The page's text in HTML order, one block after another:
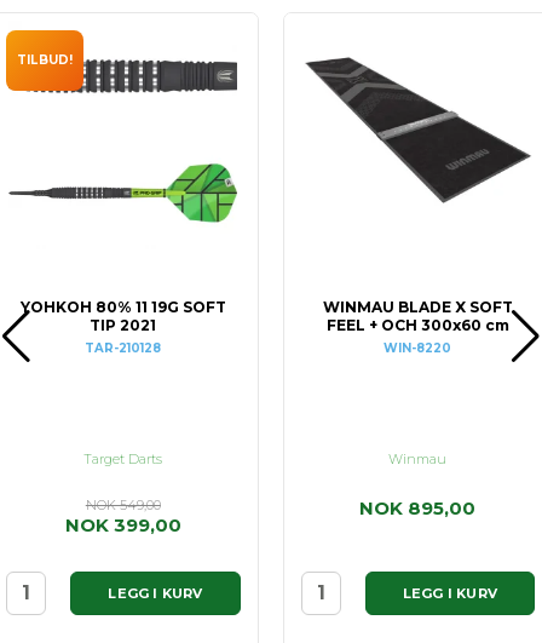
TILBUD!
YOHKOH 80% 11 19G SOFT
TIP 2021
TAR-210128
Target Darts
NOK 549,00
NOK 399,00
LEGG I KURV
WINMAU BLADE X SOFT
FEEL + OCH 300x60 cm
WIN-8220
Winmau
NOK 895,00
LEGG I KURV